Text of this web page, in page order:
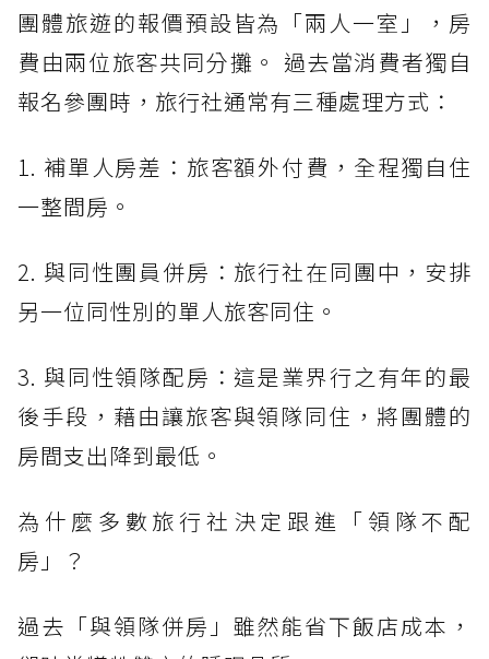
團體旅遊的報價預設皆為「兩人一室」，房
費由兩位旅客共同分攤。 過去當消費者獨自
報名參團時，旅行社通常有三種處理方式：
1. 補單人房差：旅客額外付費，全程獨自住
一整間房。
2. 與同性團員併房：旅行社在同團中，安排
另一位同性別的單人旅客同住。
3. 與同性領隊配房：這是業界行之有年的最
後手段，藉由讓旅客與領隊同住，將團體的
房間支出降到最低。
為什麼多數旅行社決定跟進「領隊不配
房」？
過去「與領隊併房」雖然能省下飯店成本，